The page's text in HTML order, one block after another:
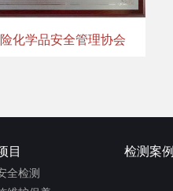
化学品安全管理协会
目
全检测
检测案例